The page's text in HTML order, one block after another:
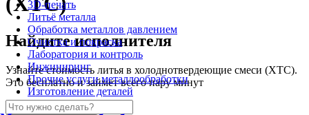
3D-печать
Литьё металла
Обработка металлов давлением
Очистка и покраска
Лаборатория и контроль
Инжиниринг
Прочие услуги металлообработки
Изготовление деталей
Найдите исполнителя
Узнайте стоимость литья в холоднотвердеющие смеси (ХТС).
Это бесплатно и займет всего пару минут